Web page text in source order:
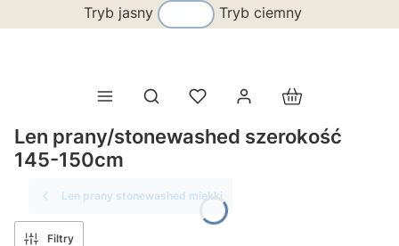
Tryb jasny Tryb ciemny
Otwórz wyszukiwarkę Produkty w
Len prany/stonewashed szerokość
145-150cm
Len prany stonewashed miękki
Filtry